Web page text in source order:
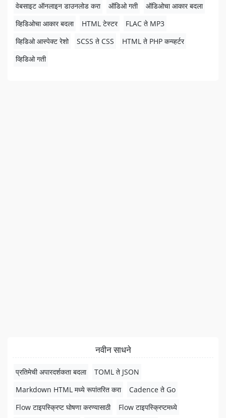
वेबसाइट ऑनलाइन डाउनलोड करा ऑडिओ गती
ऑडिओचा आकार बदला
व्हिडिओचा आकार बदला
HTML टेस्टर
FLAC ते MP3
व्हिडिओ आस्पेक्ट रेशो
SCSS ते CSS
HTML ते PHP कन्व्हर्टर
व्हिडिओ गती
नवीन साधने
प्रतिमेची अपारदर्शकता बदला
TOML ते JSON
Markdown HTML मध्ये रूपांतरित करा
Cadence ते Go
Flow टाइपस्क्रिप्ट घोषणा करण्यासाठी
Flow टाइपस्क्रिप्टमध्ये